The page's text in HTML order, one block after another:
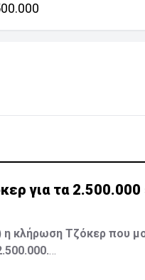
για τα
κλήρωση Τζόκερ που